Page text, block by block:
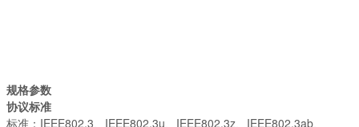
规格参数
协议标准
标准：IEEE802.3、IEEE802.3u、IEEE802.3z、IEEE802.3ab、